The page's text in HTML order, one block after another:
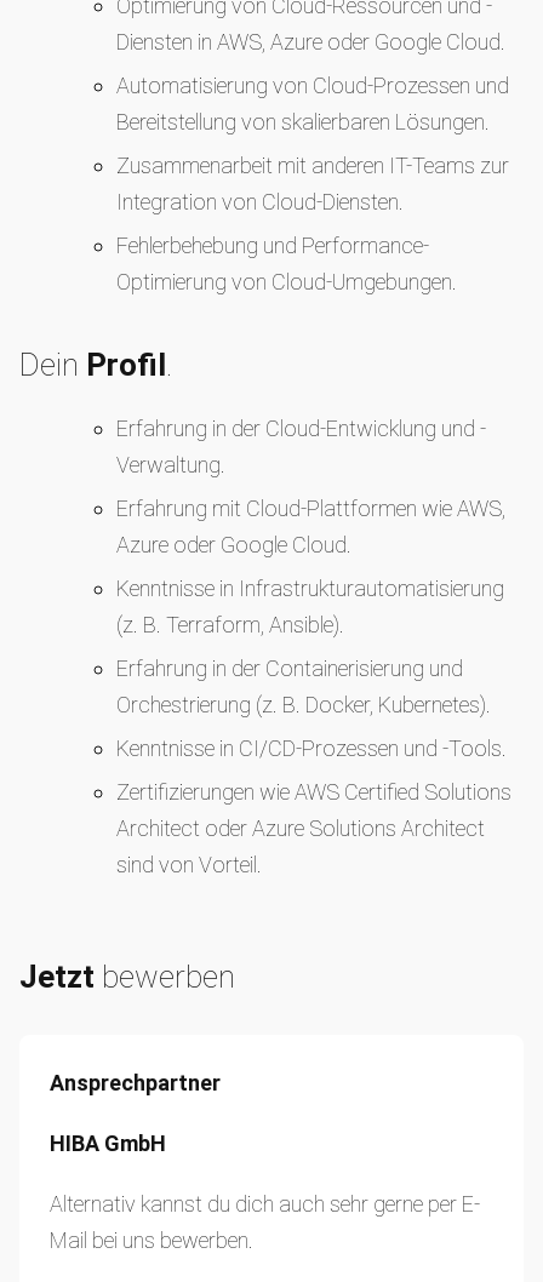
Optimierung von Cloud-Ressourcen und -
Diensten in AWS, Azure oder Google Cloud.
Automatisierung von Cloud-Prozessen und
Bereitstellung von skalierbaren Lösungen.
Zusammenarbeit mit anderen IT-Teams zur
Integration von Cloud-Diensten.
Fehlerbehebung und Performance-
Optimierung von Cloud-Umgebungen.
Dein Profil.
Erfahrung in der Cloud-Entwicklung und -
Verwaltung.
Erfahrung mit Cloud-Plattformen wie AWS,
Azure oder Google Cloud.
Kenntnisse in Infrastrukturautomatisierung
(z. B. Terraform, Ansible).
Erfahrung in der Containerisierung und
Orchestrierung (z. B. Docker, Kubernetes).
Kenntnisse in CI/CD-Prozessen und -Tools.
Zertifizierungen wie AWS Certified Solutions
Architect oder Azure Solutions Architect
sind von Vorteil.
Jetzt bewerben
Ansprechpartner
HIBA GmbH
Alternativ kannst du dich auch sehr gerne per E-
Mail bei uns bewerben.